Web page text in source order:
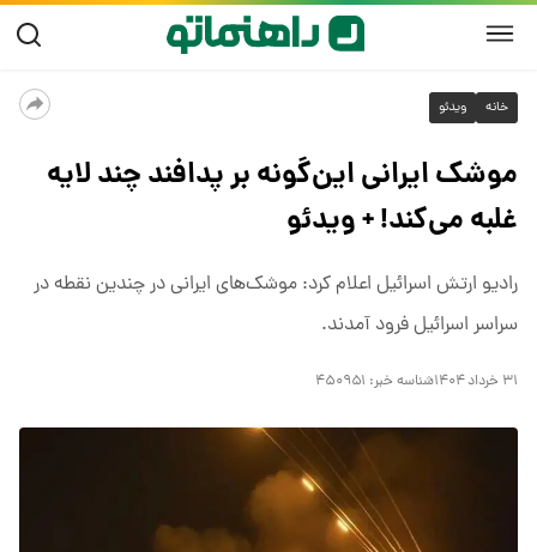
خانه ویدئو
موشک ایرانی این‌گونه بر پدافند چند لایه
غلبه می‌کند! + ویدئو
رادیو ارتش اسرائیل اعلام کرد: موشک‌های ایرانی در چندین نقطه در
سراسر اسرائیل فرود آمدند.
۳۱ خرداد ۱۴۰۴ شناسه خبر: ۴۵۰۹۵۱